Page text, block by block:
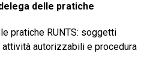
delle pratiche
pratiche RUNTS: soggetti
autorizzabili e procedura